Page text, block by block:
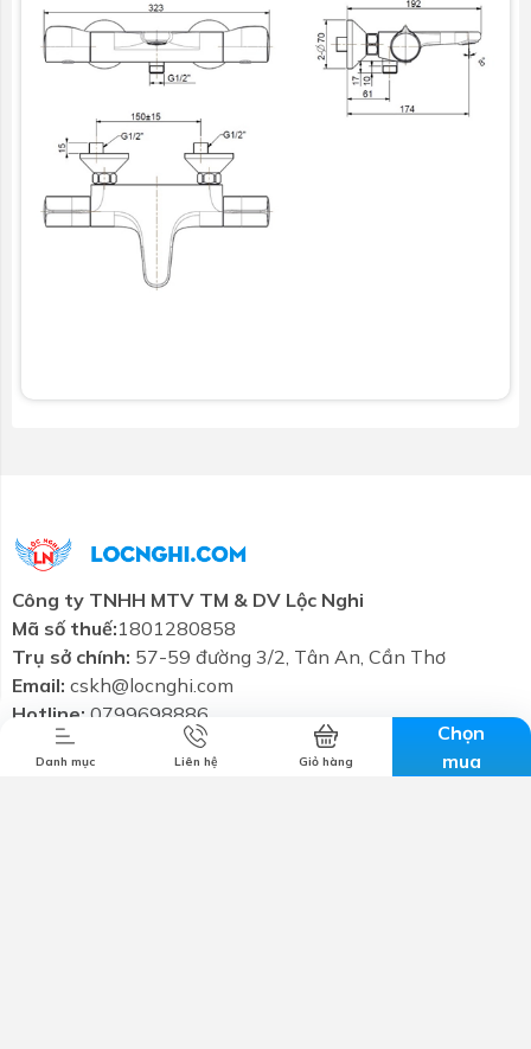
tiết
kiệm
Thương hiệu
Danh mục Liên hệ Giỏ hàng
Chọn
mua
Công ty TNHH MTV TM & DV Lộc Nghi
Mã số thuế:1801280858
Trụ sở chính: 57-59 đường 3/2, Tân An, Cần Thơ
Email: cskh@locnghi.com
Hotline: 0799698886
Giới thiệu